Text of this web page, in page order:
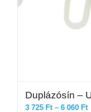
Duplázósín –
3 725 Ft – 6 060 Ft